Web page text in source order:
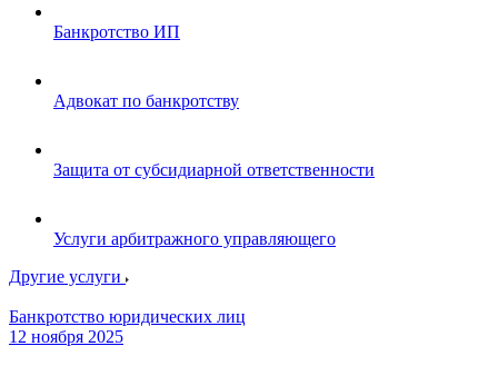
Банкротство ИП
Адвокат по банкротству
Защита от субсидиарной ответственности
Услуги арбитражного управляющего
Другие услуги
Банкротство юридических лиц
12 ноября 2025